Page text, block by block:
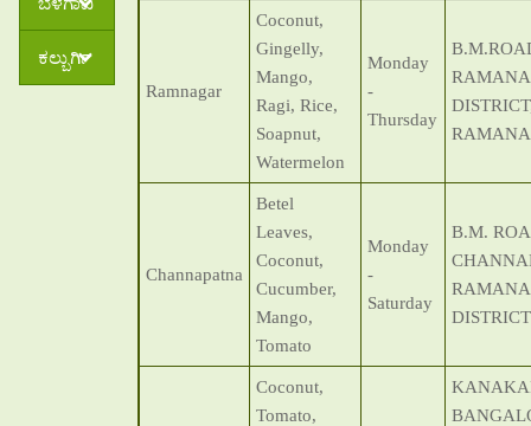
ಕಲ್ಬುರ್ಗಿ
Ramnagar
Coconut,
Gingelly,
Mango,
Ragi, Rice,
Soapnut,
Watermelon
Monday
-
Thursday
Channapatna
Betel
Leaves,
Coconut,
Cucumber,
Mango,
Tomato
Monday
-
Saturday
B.M.
DISTRICT
Coconut,
Tomato,